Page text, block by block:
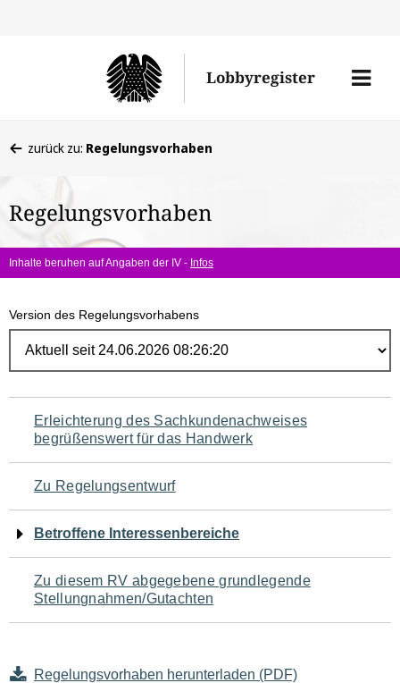
Lobbyregister
Menü
befinden
hier:
zurück zu: Regelungsvorhaben
Regelungsvorhaben
Inhalte beruhen auf Angaben der IV - Infos
Version des Regelungsvorhabens
Navigation
für
den
Seiteninhalt
Erleichterung des Sachkundenachweises
begrüßenswert für das Handwerk
Zu Regelungsentwurf
Betroffene Interessenbereiche
Zu diesem RV abgegebene grundlegende
Stellungnahmen/Gutachten
Regelungsvorhaben herunterladen (PDF)